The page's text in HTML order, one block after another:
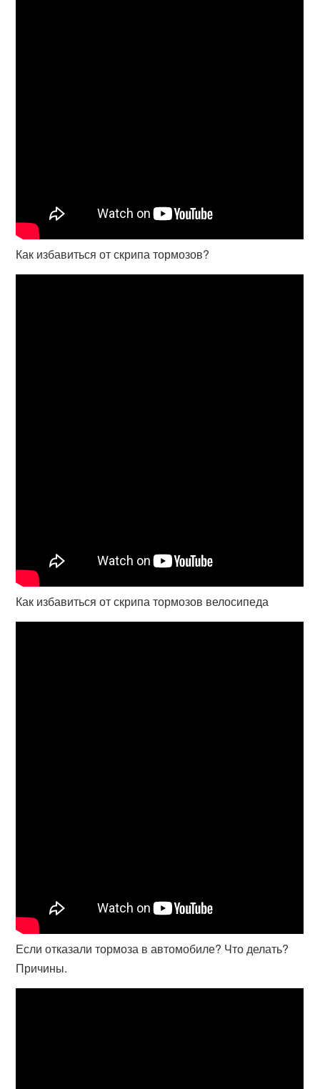
Как избавиться от скрипа тормозов?
Как избавиться от скрипа тормозов велосипеда
Если отказали тормоза в автомобиле? Что делать?
Причины.